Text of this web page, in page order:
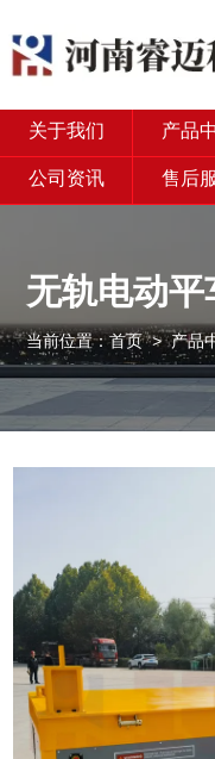
关于我们 产品
公司资讯 售后
无轨电动平
当前位置：首页>产品